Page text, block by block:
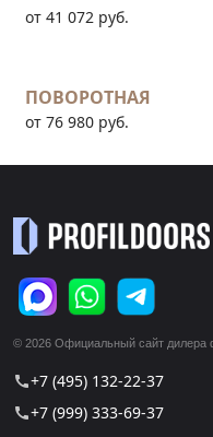
от 41 072 руб.
ПОВОРОТНАЯ
от 76 980 руб.
© 2026 Официальный сайт дилера
call+7 (495) 132-22-37
call+7 (999) 333-69-37